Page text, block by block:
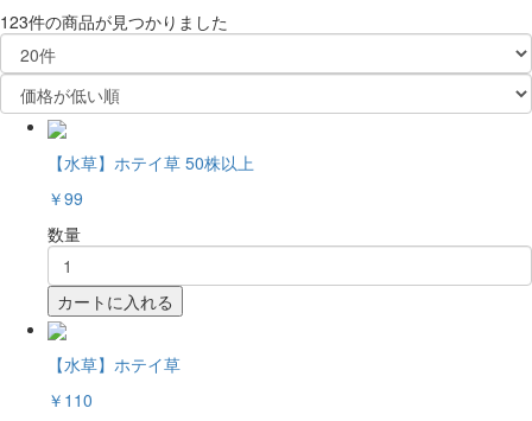
123件の商品が見つかりました
【水草】ホテイ草 50株以上
￥99
数量
カートに入れる
【水草】ホテイ草
￥110